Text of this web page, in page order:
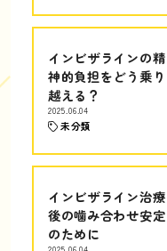
インビザラインの精
神的負担をどう乗り
越える？
2025.06.04
未分類
インビザライン治療
後の噛み合わせ安定
のために